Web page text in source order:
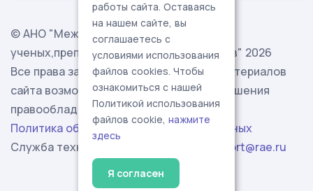
© АНО "Международная ассоциация
ученых,преподавателей и специалистов" 2026
Все права защищены. Использование материалов
сайта возможно исключительно с разрешения
правообладателя.
Политика обработки персональных данных
Служба технической поддержки -
support@rae.ru
работы сайта. Оставаясь
на нашем сайте, вы
соглашаетесь с
условиями использования
файлов cookies. Чтобы
ознакомиться с нашей
Политикой использования
файлов cookie, нажмите
здесь
Я согласен